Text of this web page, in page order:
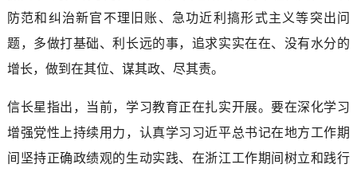
防范和纠治新官不理旧账、急功近利搞形式主义等突出问
题，多做打基础、利长远的事，追求实实在在、没有水分的
增长，做到在其位、谋其政、尽其责。
信长星指出，当前，学习教育正在扎实开展。要在深化学习
增强党性上持续用力，认真学习习近平总书记在地方工作期
间坚持正确政绩观的生动实践、在浙江工作期间树立和践行